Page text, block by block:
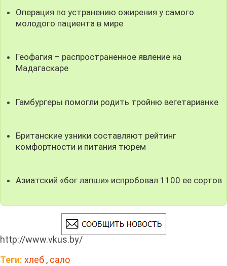
Операция по устранению ожирения у самого
молодого пациента в мире
Геофагия – распространенное явление на
Мадагаскаре
Гамбургеры помогли родить тройню вегетарианке
Британские узники составляют рейтинг
комфортности и питания тюрем
Азиатский «бог лапши» испробовал 1100 ее сортов
http://www.vkus.by/
Теги: хлеб , сало